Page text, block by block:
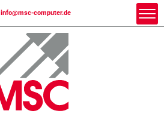
info@msc-computer.de